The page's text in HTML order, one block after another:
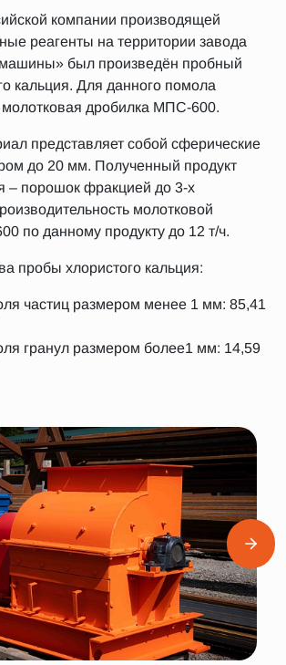
компании производящей
реагенты на территории завода
был произведён пробный
кальция. Для данного помола
молотковая дробилка МПС-600.
представляет собой сферические
до 20 мм. Полученный продукт
– порошок фракцией до 3-х
молотковой
по данному продукту до 12 т/ч.
пробы хлористого кальция:
частиц размером менее 1 мм: 85,41
гранул размером более1 мм: 14,59